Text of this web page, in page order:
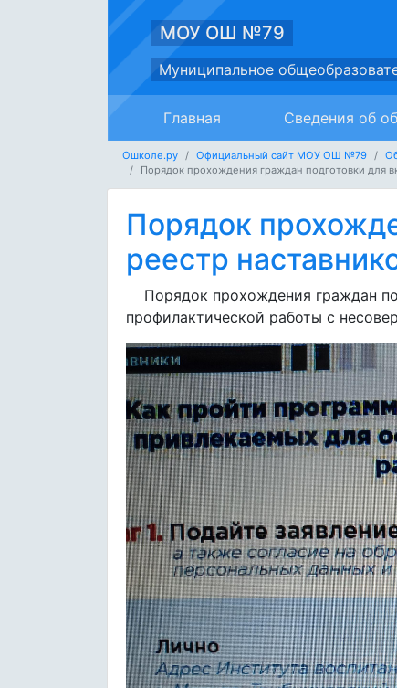
МОУ ОШ №79
Муниципальное
Главная Сведения об
Ошколе.ру Официальный сайт МОУ ОШ №79
Порядок прохождения граждан подготовки для
Порядок
реестр
Порядок прохождения граждан
профилактической работы с